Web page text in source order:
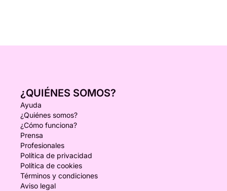
¿QUIÉNES SOMOS?
Ayuda
¿Quiénes somos?
¿Cómo funciona?
Prensa
Profesionales
Política de privacidad
Política de cookies
Términos y condiciones
Aviso legal